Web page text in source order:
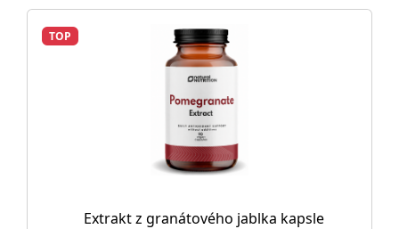
TOP
Extrakt z granátového jablka kapsle